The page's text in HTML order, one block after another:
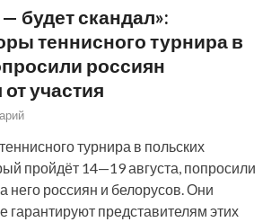
будет скандал»:
теннисного турнира в
россиян
от участия
турнира в польских
пройдёт 14—19 августа, попросили
него россиян и белорусов. Они
гарантируют представителям этих